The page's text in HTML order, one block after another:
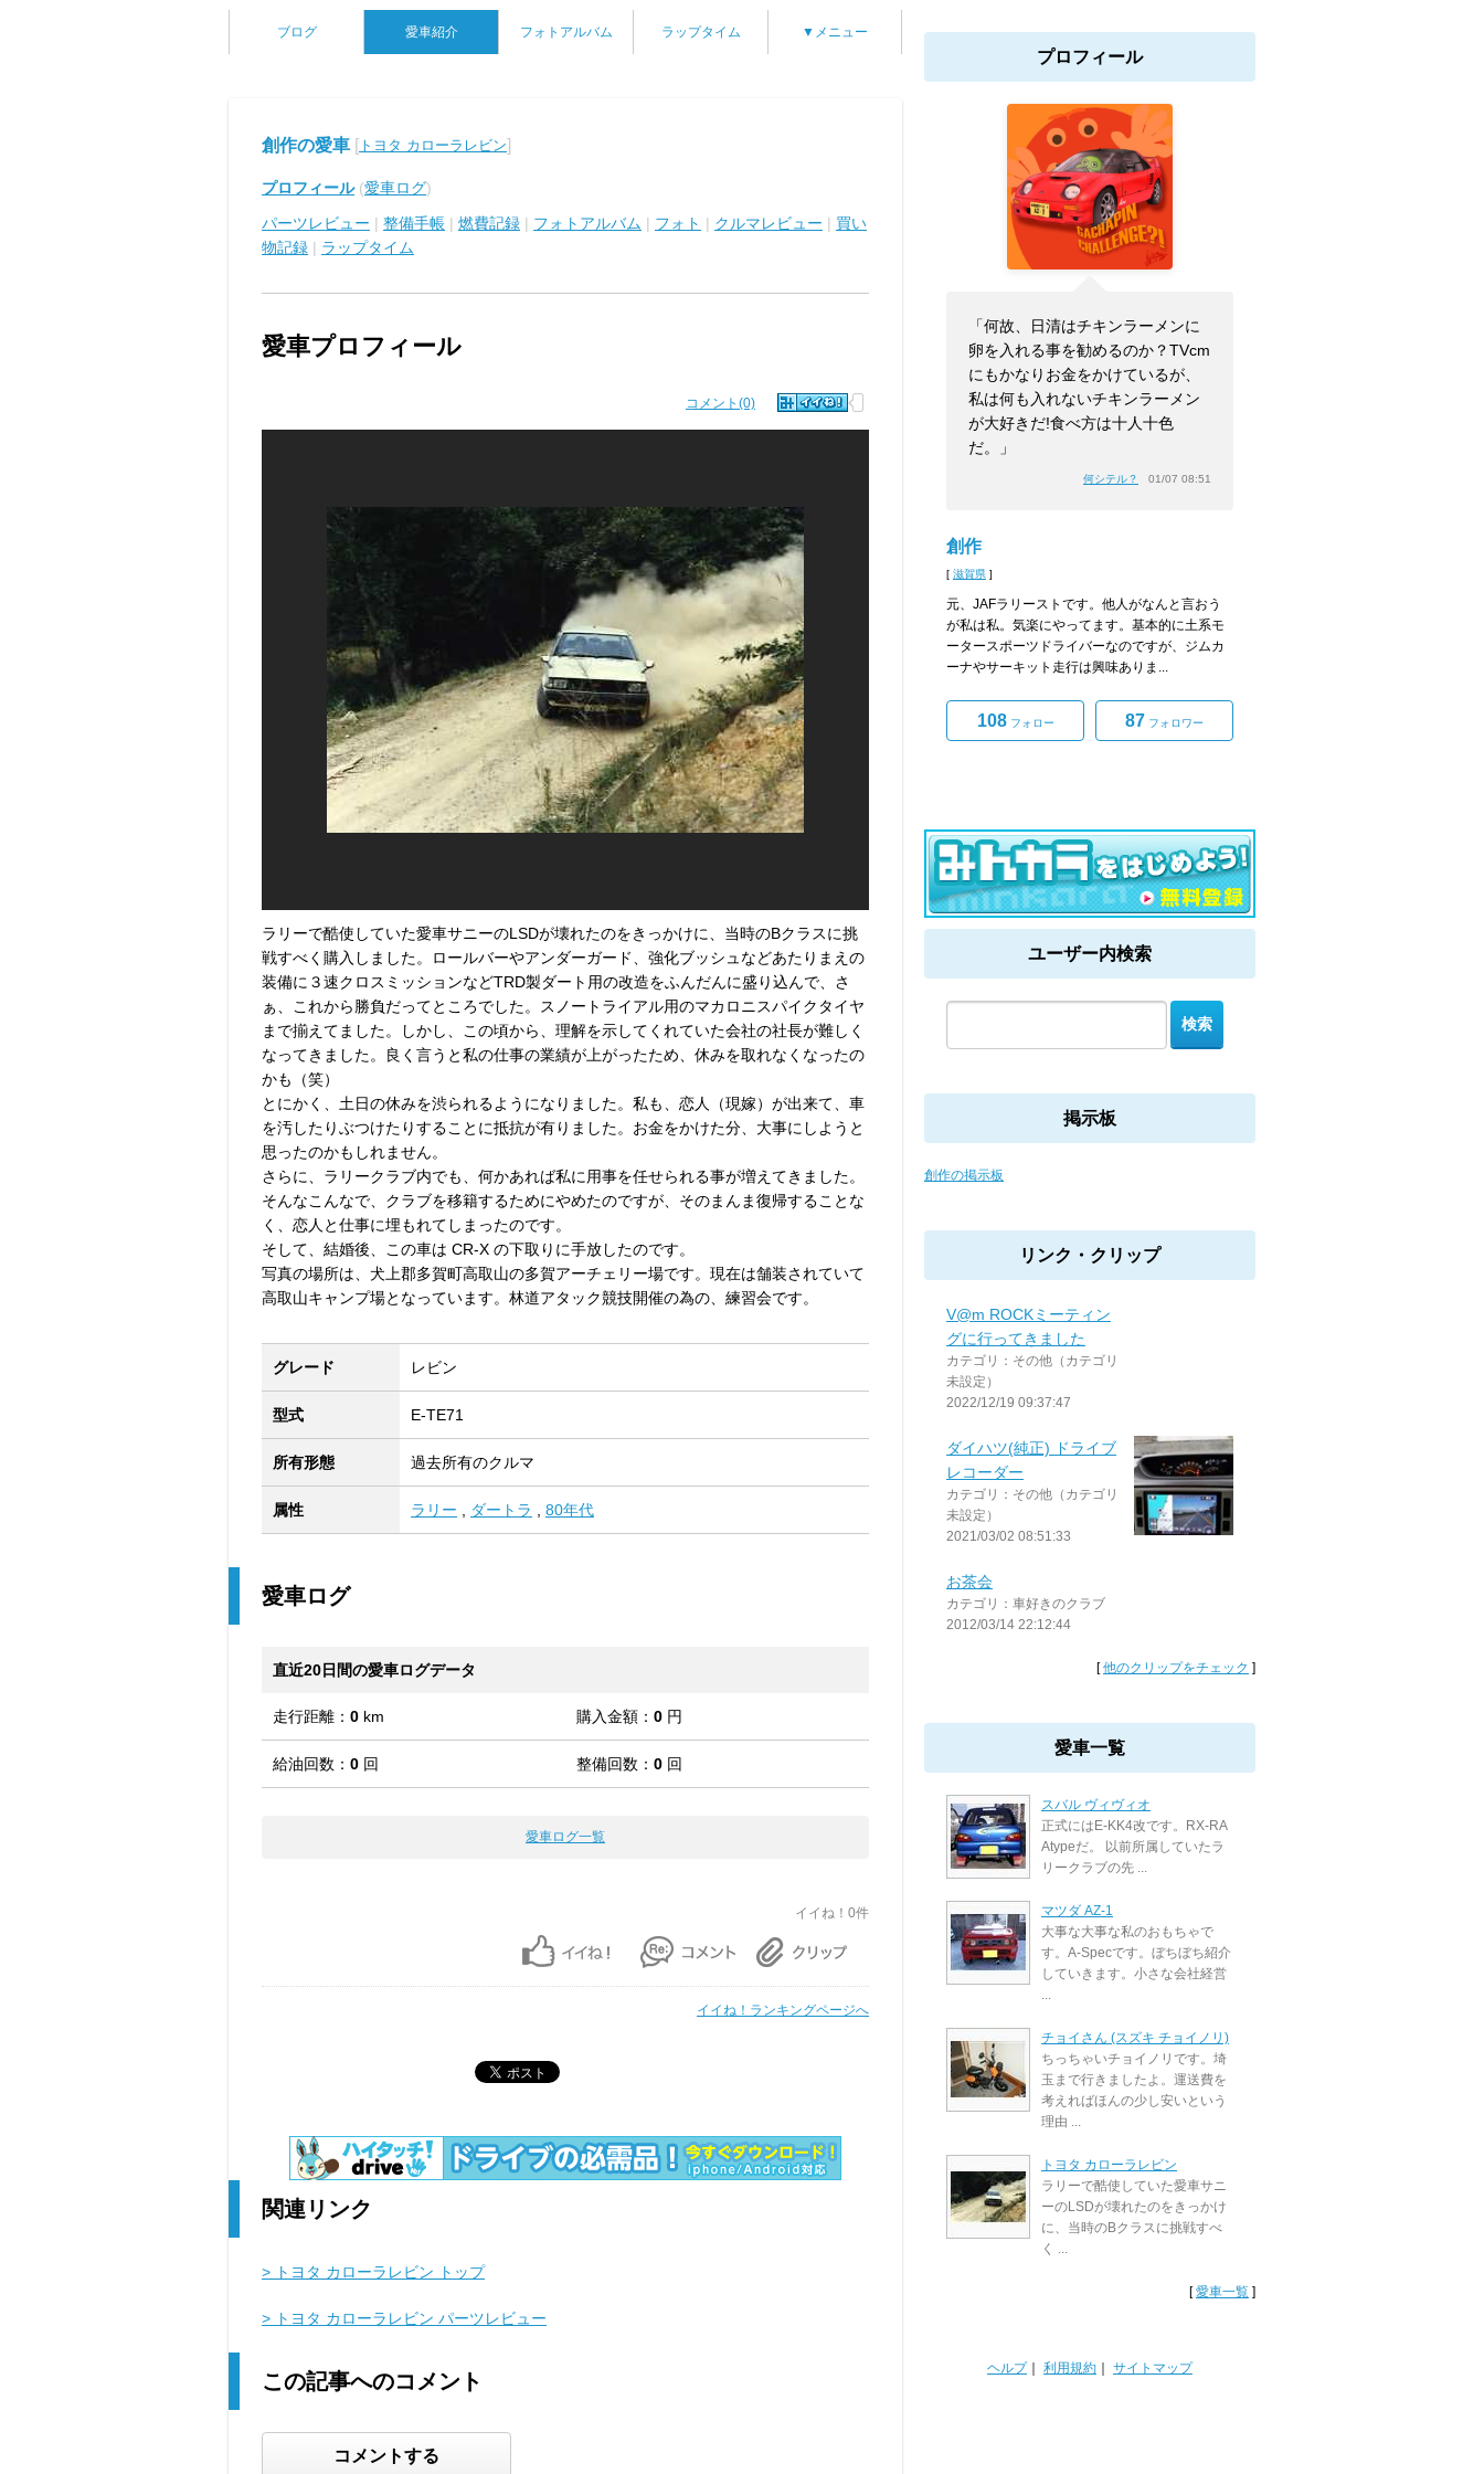
ブログ 愛車紹介 フォトアルバム ラップタイム ▼メニュー
創作の愛車 [ トヨタ カローラレビン]
プロフィール(愛車ログ)
パーツレビュー | 整備手帳 | 燃費記録 | フォトアルバム | フォト | クルマレビュー | 買い
物記録 | ラップタイム
愛車プロフィール
コメント(0)
ラリーで酷使していた愛車サニーのLSDが壊れたのをきっかけに、当時のBクラスに挑
戦すべく購入しました。ロールバーやアンダーガード、強化ブッシュなどあたりまえの
装備に３速クロスミッションなどTRD製ダート用の改造をふんだんに盛り込んで、さ
ぁ、これから勝負だってところでした。スノートライアル用のマカロニスパイクタイヤ
まで揃えてました。しかし、この頃から、理解を示してくれていた会社の社長が難しく
なってきました。良く言うと私の仕事の業績が上がったため、休みを取れなくなったの
かも（笑）
とにかく、土日の休みを渋られるようになりました。私も、恋人（現嫁）が出来て、車
を汚したりぶつけたりすることに抵抗が有りました。お金をかけた分、大事にしようと
思ったのかもしれません。
さらに、ラリークラブ内でも、何かあれば私に用事を任せられる事が増えてきました。
そんなこんなで、クラブを移籍するためにやめたのですが、そのまんま復帰することな
く、恋人と仕事に埋もれてしまったのです。
そして、結婚後、この車は CR-X の下取りに手放したのです。
写真の場所は、犬上郡多賀町高取山の多賀アーチェリー場です。現在は舗装されていて
高取山キャンプ場となっています。林道アタック競技開催の為の、練習会です。
グレード レビン
型式 E-TE71
所有形態 過去所有のクルマ
属性 ラリー ダートラ 80年代
愛車ログ
直近20日間の愛車ログデータ
走行距離： 0 km 購入金額： 0 円
給油回数： 0 回 整備回数： 0 回
愛車ログ一覧
イイね！0件
イイね！ランキングページへ
関連リンク
> トヨタ カローラレビン トップ
> トヨタ カローラレビン パーツレビュー
この記事へのコメント
コメントする
プロフィール
「何故、日清はチキンラーメンに
卵を入れる事を勧めるのか？TVcm
にもかなりお金をかけているが、
私は何も入れないチキンラーメン
が大好きだ!食べ方は十人十色
だ。」
何シテル？ 01/07 08:51
創作
[ 滋賀県 ]
元、JAFラリーストです。他人がなんと言おう
が私は私。気楽にやってます。基本的に土系モ
ータースポーツドライバーなのですが、ジムカ
ーナやサーキット走行は興味ありま...
108フォロー 87 フォロワー
ユーザー内検索
掲示板
創作の掲示板
リンク・クリップ
V@m ROCKミーティン
グに行ってきました
カテゴリ：その他（カテゴリ
未設定）
2022/12/19 09:37:47
ダイハツ(純正) ドライブ
レコーダー
カテゴリ：その他（カテゴリ
未設定）
2021/03/02 08:51:33
お茶会
カテゴリ：車好きのクラブ
2012/03/14 22:12:44
[他のクリップをチェック ]
愛車一覧
スバル ヴィヴィオ
正式にはE-KK4改です。RX-RA
Atypeだ。 以前所属していたラ
リークラブの先 ...
マツダ AZ-1
大事な大事な私のおもちゃで
す。A-Specです。ぼちぼち紹介
していきます。小さな会社経営
...
チョイさん (スズキ チョイノリ)
ちっちゃいチョイノリです。埼
玉まで行きましたよ。運送費を
考えればほんの少し安いという
理由 ...
トヨタ カローラレビン
ラリーで酷使していた愛車サニ
ーのLSDが壊れたのをきっかけ
に、当時のBクラスに挑戦すべ
く ...
[愛車一覧 ]
ヘルプ｜ 利用規約 サイトマップ